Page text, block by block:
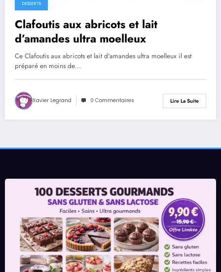
DESSERTS
Clafoutis aux abricots et lait
d’amandes ultra moelleux
Ce Clafoutis aux abricots et lait d'amandes ultra moelleux il est
préparé en moins de…
Xavier Legrand 0 Commentaires Lire La Suite